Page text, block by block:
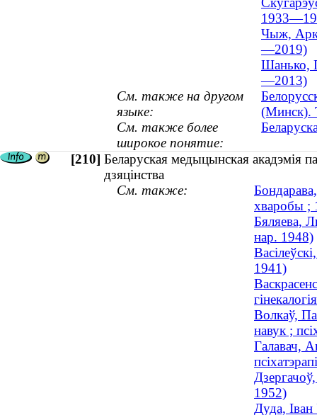
Чыж,
—2019)
Шанько,
—2013)
См. также на другом
языке:
(Минск).
См. также более
широкое понятие:
[210] Беларуская медыцынская акадэмія
дзяцінства
См. также:
хваробы
Бяляева,
нар. 1948)
1941)
Волкаў,
навук ;
Галавач,
1952)
Дуда, Іван